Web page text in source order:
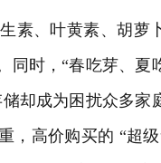
、叶黄素、胡萝
同时，“春吃芽、夏
却成为困扰众多家
，高价购买的 “超级